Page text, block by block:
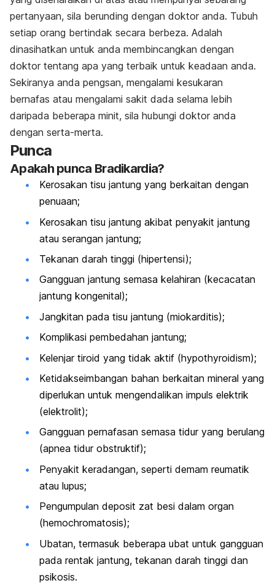
pertanyaan, sila berunding dengan doktor anda. Tubuh
setiap orang bertindak secara berbeza. Adalah
dinasihatkan untuk anda membincangkan dengan
doktor tentang apa yang terbaik untuk keadaan anda.
Sekiranya anda pengsan, mengalami kesukaran
bernafas atau mengalami sakit dada selama lebih
daripada beberapa minit, sila hubungi doktor anda
dengan serta-merta.
Punca
Apakah punca Bradikardia?
Kerosakan tisu jantung yang berkaitan dengan
penuaan;
Kerosakan tisu jantung akibat penyakit jantung
atau serangan jantung;
Tekanan darah tinggi (hipertensi);
Gangguan jantung semasa kelahiran (kecacatan
jantung kongenital);
Jangkitan pada tisu jantung (miokarditis);
Komplikasi pembedahan jantung;
Kelenjar tiroid yang tidak aktif (hypothyroidism);
Ketidakseimbangan bahan berkaitan mineral yang
diperlukan untuk mengendalikan impuls elektrik
(elektrolit);
Gangguan pernafasan semasa tidur yang berulang
(apnea tidur obstruktif);
Penyakit keradangan, seperti demam reumatik
atau lupus;
Pengumpulan deposit zat besi dalam organ
(hemochromatosis);
Ubatan, termasuk beberapa ubat untuk gangguan
pada rentak jantung, tekanan darah tinggi dan
psikosis.